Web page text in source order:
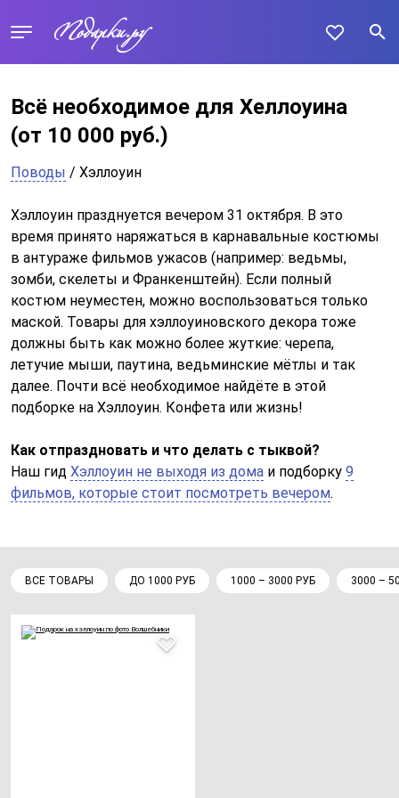
Всё необходимое для Хеллоуина
(от 10 000 руб.)
Поводы / Хэллоуин
Хэллоуин празднуется вечером 31 октября. В это
время принято наряжаться в карнавальные костюмы
в антураже фильмов ужасов (например: ведьмы,
зомби, скелеты и Франкенштейн). Если полный
костюм неуместен, можно воспользоваться только
маской. Товары для хэллоуиновского декора тоже
должны быть как можно более жуткие: черепа,
летучие мыши, паутина, ведьминские мётлы и так
далее. Почти всё необходимое найдёте в этой
подборке на Хэллоуин. Конфета или жизнь!
Как отпраздновать и что делать с тыквой?
Наш гид Хэллоуин не выходя из дома и подборку 9
фильмов, которые стоит посмотреть вечером.
ВСЕ ТОВАРЫ ДО 1000 РУБ 1000 – 3000 РУБ 3000 –